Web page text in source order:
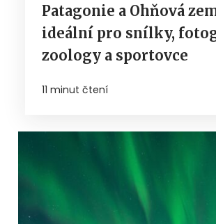
Patagonie a Ohňová
ideální pro snílky,
zoology a sportovce
11 minut čtení